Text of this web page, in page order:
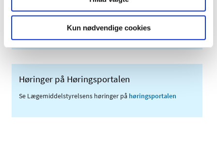
Kun nødvendige cookies
Sikkerhedsmeddelelser om medicinsk udstyr
(med søgefunktion)
Høringer på Høringsportalen
Se Lægemiddelstyrelsens høringer på høringsportalen